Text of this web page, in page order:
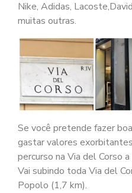
Nike, Adidas,
muitas outras.
Se você pretende fazer
gastar valores
percurso na Via del Corso
Vai subindo toda Via del
Popolo (1,7 km).